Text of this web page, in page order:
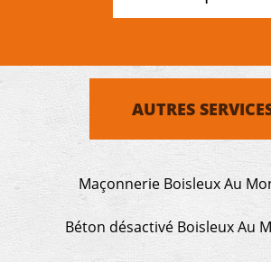
AUTRES
Maçonnerie Boisleux Au
Béton désactivé Boisleux Au